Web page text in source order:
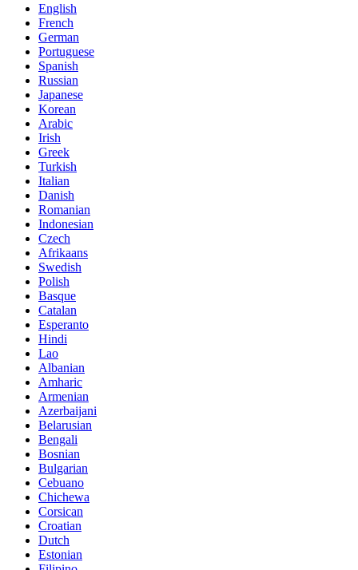
English
French
German
Portuguese
Spanish
Russian
Japanese
Korean
Arabic
Irish
Greek
Turkish
Italian
Danish
Romanian
Indonesian
Czech
Afrikaans
Swedish
Polish
Basque
Catalan
Esperanto
Hindi
Lao
Albanian
Amharic
Armenian
Azerbaijani
Belarusian
Bengali
Bosnian
Bulgarian
Cebuano
Chichewa
Corsican
Croatian
Dutch
Estonian